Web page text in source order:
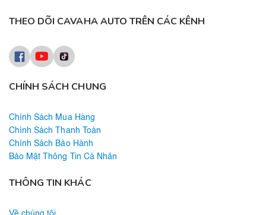
CHÍNH SÁCH CHUNG
Chính Sách Mua Hàng
Chính Sách Thanh Toán
Chính Sách Bảo Hành
Bảo Mật Thông Tin Cá Nhân
THÔNG TIN KHÁC
THEO DÕI CAVAHA AUTO TRÊN CÁC KÊNH